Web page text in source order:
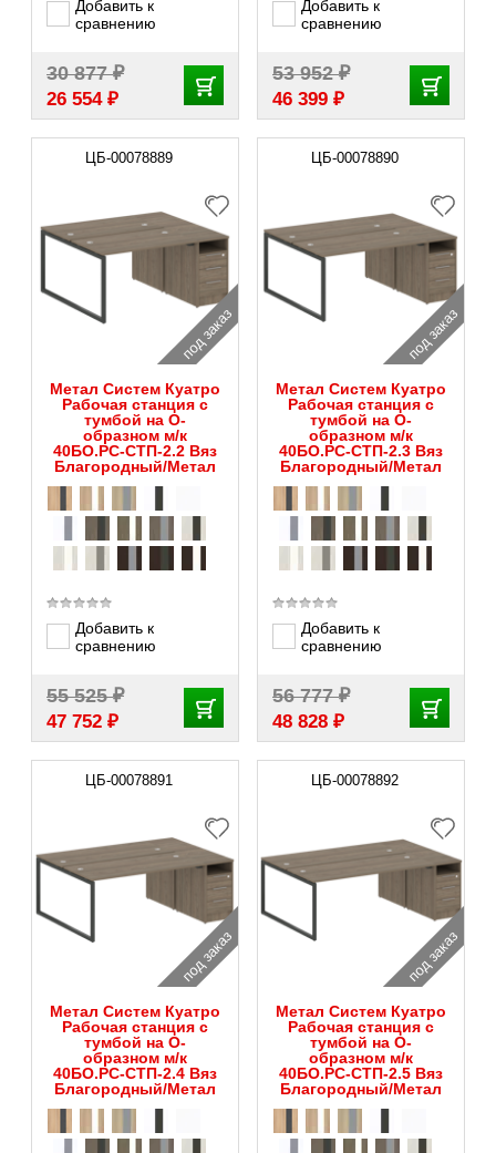
Добавить к
сравнению
30 877₽
26 554 ₽
Добавить к
сравнению
53 952₽
46 399 ₽
ЦБ-00078889
под заказ
Метал Систем Куатро
Рабочая станция с
тумбой на О-
образном м/к
40БО.РС-СТП-2.2 Вяз
Благородный/Метал
Добавить к
сравнению
55 525₽
47 752 ₽
ЦБ-00078890
под заказ
Метал Систем Куатро
Рабочая станция с
тумбой на О-
образном м/к
40БО.РС-СТП-2.3 Вяз
Благородный/Метал
Добавить к
сравнению
56 777₽
48 828 ₽
ЦБ-00078891
под заказ
Метал Систем Куатро
Рабочая станция с
тумбой на О-
образном м/к
40БО.РС-СТП-2.4 Вяз
Благородный/Метал
ЦБ-00078892
под заказ
Метал Систем Куатро
Рабочая станция с
тумбой на О-
образном м/к
40БО.РС-СТП-2.5 Вяз
Благородный/Метал